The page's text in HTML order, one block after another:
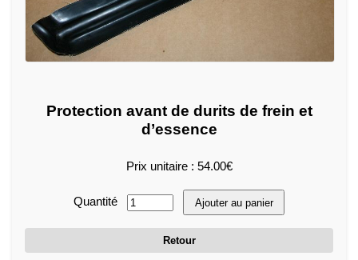
Protection avant de durits de frein et
d’essence
Prix unitaire : 54.00€
Quantité Ajouter au panier
Retour